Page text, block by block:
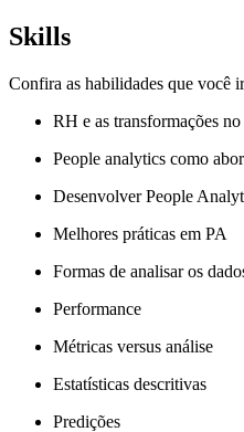
Skills
Confira as habilidades que você
RH e as transformações
People analytics como
Desenvolver People
Melhores práticas em PA
Formas de analisar os
Performance
Métricas versus análise
Estatísticas descritivas
Predições